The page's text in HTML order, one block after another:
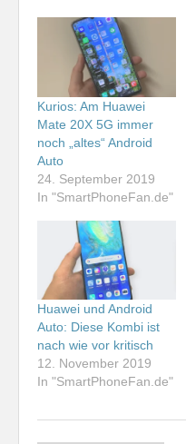
Kurios: Am Huawei
Mate 20X 5G immer
noch „altes“ Android
Auto
24. September 2019
In "SmartPhoneFan.de"
Huawei und Android
Auto: Diese Kombi ist
nach wie vor kritisch
12. November 2019
In "SmartPhoneFan.de"